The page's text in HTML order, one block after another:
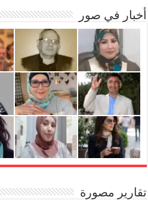
أخبار في صور
تقارير مصورة